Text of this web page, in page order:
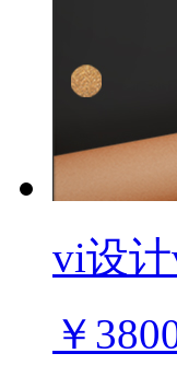
vi设
￥